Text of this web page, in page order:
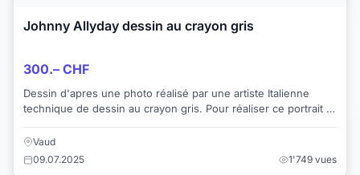
Johnny Allyday dessin au crayon gris
300.– CHF
Dessin d'apres une photo réalisé par une artiste Italienne
technique de dessin au crayon gris. Pour réaliser ce portrait il
Vaud
09.07.2025
1'749 vues